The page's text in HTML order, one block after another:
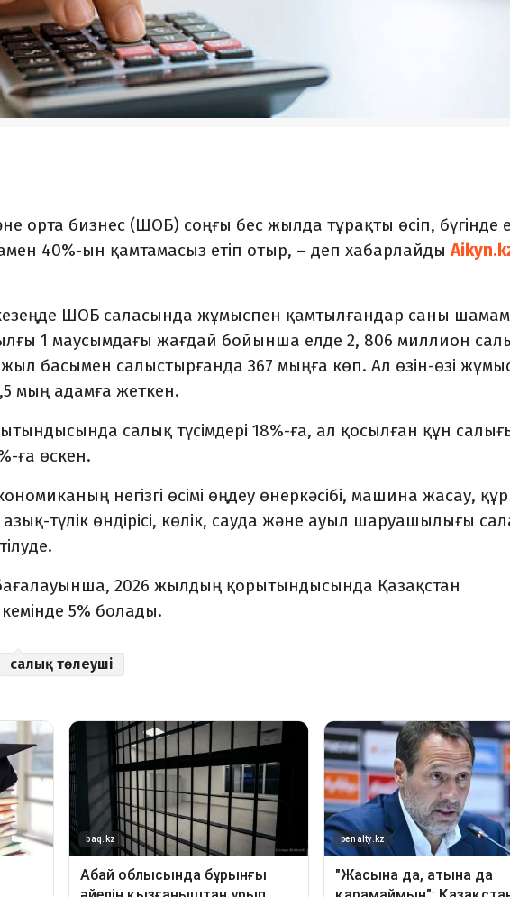
орта бизнес (ШОБ) соңғы бес жылда тұрақты өсіп, бүгінде
40%-ын қамтамасыз етіп отыр, – деп хабарлайды
ШОБ саласында жұмыспен қамтылғандар саны
1 маусымдағы жағдай бойынша елде 2, 806 миллион
жыл басымен салыстырғанда 367 мыңға көп. Ал өзін-өзі
мың адамға жеткен.
салық түсімдері 18%-ға, ал қосылған құн
ға өскен.
негізгі өсімі өңдеу өнеркәсібі, машина жасау,
түлік өндірісі, көлік, сауда және ауыл шаруашылығы
2026 жылдың қорытындысында Қазақстан
5% болады.
салық төлеуші